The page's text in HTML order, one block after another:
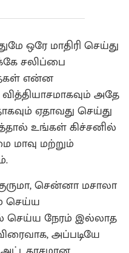
ஒரே மாதிரி செய்து
சலிப்பை
என்ன
அதே
ஏதாவது செய்து
உங்கள் கிச்சனில்
மாவு மற்றும்
சென்னா மசாலா
செய்ய
நேரம் இல்லாத
அப்படியே